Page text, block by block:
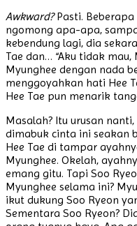
Awkward?Pasti.
ngomong apa-apa,
kebendung lagi, dia
Tae dan… “Aku tidak
Myunghee dengan nada
menggoyahkan hati Hee
Hee Tae pun menarik
Masalah? Itu urusan
dimabuk cinta ini seakan
Hee Tae di tampar
Myunghee. Okelah,
emang gitu. Tapi Soo
Myunghee selama ini?
ikut dukung Soo Ryeon
Sementara Soo Ryeon?